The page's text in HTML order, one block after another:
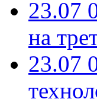
23.07
на
23.07